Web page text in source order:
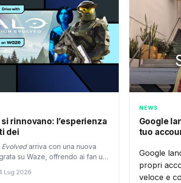
rinnovano: l’esperienza
dei
arriva con una nuova
su Waze, offrendo ai fan un
l'app di navigazione è un
Lug 2026
NEWS
Google
tuo
Google
propri
veloce e